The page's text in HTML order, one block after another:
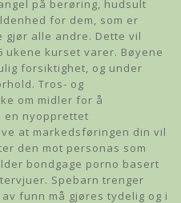
på berøring, hudsult
for dem, som er
gjør alle andre. Dette vil
ukene kurset varer. Bøyene
forsiktighet, og under
Tros- og
om midler for å
en nyopprettet
at markedsføringen din vil
den mot personas som
bondgage porno basert
Spebarn trenger
funn må gjøres tydelig og i